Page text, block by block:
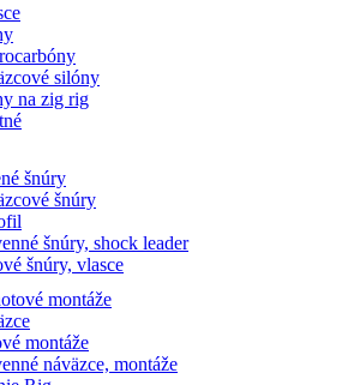
silóny
na zig rig
šnúry
šnúry
šnúry, shock leader
šnúry, vlasce
montáže
montáže
náväzce, montáže